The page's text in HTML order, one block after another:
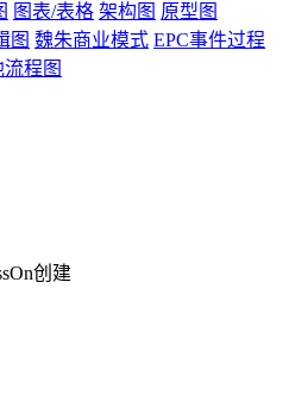
图表/表格 架构图 原型图
图 魏朱商业模式 EPC事件过程
程图
创建